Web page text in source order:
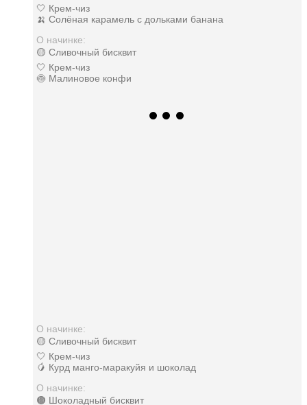
🤍 Крем-чиз
🍌 Солёная карамель с дольками банана
О начинке:
🟡 Сливочный бисквит
🤍 Крем-чиз
🍥 Малиновое конфи
О начинке:
🟡 Сливочный бисквит
🤍 Крем-чиз
🥭 Курд манго-маракуйя и шоколад
О начинке:
🟤 Шоколадный бисквит